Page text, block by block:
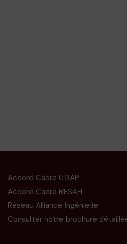
Accord Cadre UGAP
Accord Cadre RESAH
Réseau Alliance Ingénierie
Consulter notre brochure